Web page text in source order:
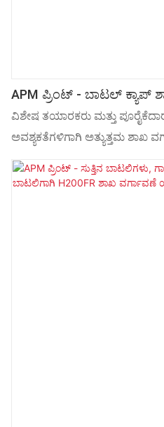
APM ಪ್ರಿಂಟ್ - ಬಾಟಲ್ ಕ್ಯಾಪ್
ವಿಶೇಷ ತಯಾರಕರು ಮತ್ತು
ಅವಶ್ಯಕತೆಗಳಿಗಾಗಿ ಅತ್ಯುತ್ತಮ ಶಾಖ
ಅನಾವರಣಗೊಳಿಸಿ. ನಮ್ಮ ಶ್ರೇಣಿಯನ್ನು
ಎಂಜಿನಿಯರಿಂಗ್ ವಿನ್ಯಾಸಗೊಳಿಸಿದ್ದು,